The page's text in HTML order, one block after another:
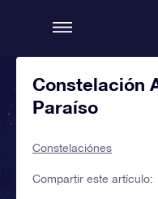
Constelación
Paraíso
Constelaciónes
Compartir este artículo: